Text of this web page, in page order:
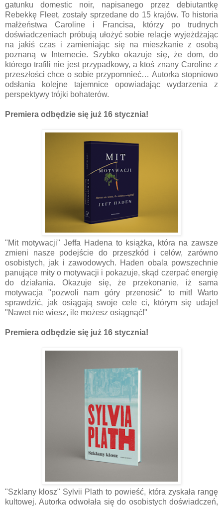
gatunku domestic noir, napisanego przez debiutantkę
Rebekkę Fleet, zostały sprzedane do 15 krajów. To historia
małżeństwa Caroline i Francisa, którzy po trudnych
doświadczeniach próbują ułożyć sobie relacje wyjeżdżając
na jakiś czas i zamieniając się na mieszkanie z osobą
poznaną w Internecie. Szybko okazuje się, że dom, do
którego trafili nie jest przypadkowy, a ktoś znany Caroline z
przeszłości chce o sobie przypomnieć… Autorka stopniowo
odsłania kolejne tajemnice opowiadając wydarzenia z
perspektywy trójki bohaterów.
Premiera odbędzie się już 16 stycznia!
"Mit motywacji" Jeffa Hadena to książka, która na zawsze
zmieni nasze podejście do przeszkód i celów, zarówno
osobistych, jak i zawodowych. Haden obala powszechnie
panujące mity o motywacji i pokazuje, skąd czerpać energię
do działania. Okazuje się, że przekonanie, iż sama
motywacja "pozwoli nam góry przenosić" to mit! Warto
sprawdzić, jak osiągają swoje cele ci, którym się udaje!
"Nawet nie wiesz, ile możesz osiągnąć!"
Premiera odbędzie się już 16 stycznia!
"Szklany klosz" Sylvii Plath to powieść, która zyskała rangę
kultowej. Autorka odwołała się do osobistych doświadczeń,